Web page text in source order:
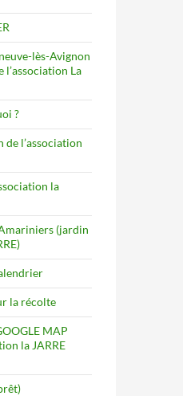
lès-Avignon
La
?
de l’association
la
(jardin
la récolte
MAP
la JARRE